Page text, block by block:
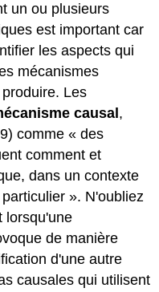
un ou plusieurs
est important car
les aspects qui
mécanismes
Les
causal ,
comme « des
comment et
dans un contexte
». N'oubliez
lorsqu'une
de manière
d'une autre
causales qui utilisent